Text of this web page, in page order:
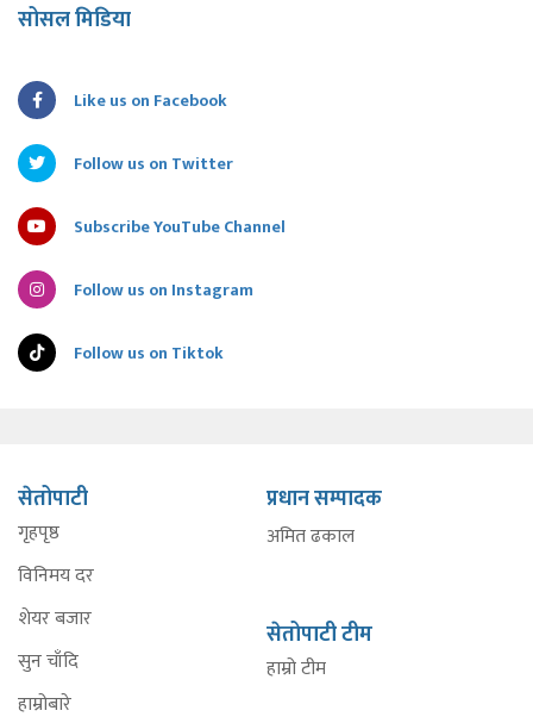
सोसल मिडिया
Like us on Facebook
Follow us on Twitter
Subscribe YouTube Channel
Follow us on Instagram
Follow us on Tiktok
सेतोपाटी
गृहपृष्ठ
विनिमय दर
शेयर बजार
सुन चाँदि
हाम्रोबारे
प्रधान सम्पादक
अमित ढकाल
सेतोपाटी टीम
हाम्रो टीम